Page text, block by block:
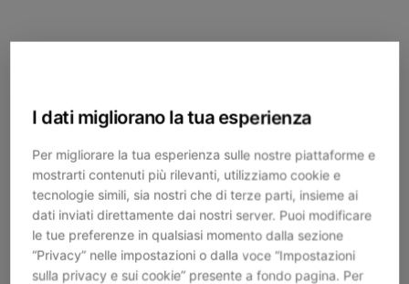
I dati migliorano la tua esperienza
Per migliorare la tua esperienza sulle nostre piattaforme e
mostrarti contenuti più rilevanti, utilizziamo cookie e
tecnologie simili, sia nostri che di terze parti, insieme ai
dati inviati direttamente dai nostri server. Puoi modificare
le tue preferenze in qualsiasi momento dalla sezione
“Privacy” nelle impostazioni o dalla voce “Impostazioni
sulla privacy e sui cookie” presente a fondo pagina. Per